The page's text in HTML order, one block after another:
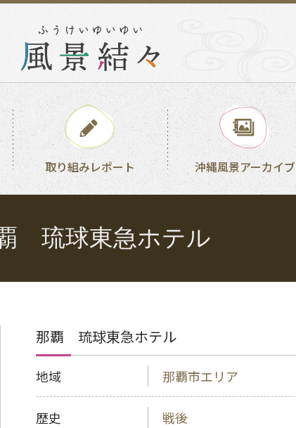
取り組みレポート 沖縄風景アーカイブ
琉球東急ホテル
那覇 琉球東急ホテル
地域 那覇市エリア
歴史 戦後